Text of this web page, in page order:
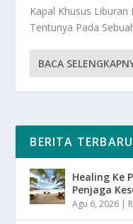
Kapal Khusus
Tentunya Pada
BACA
BERITA TERBARU
Healing Ke
Penjaga
Agu 6, 2026 |